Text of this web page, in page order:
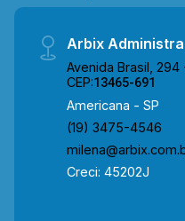
Arbix
Avenida Brasil, 294
CEP:13465-691
Americana - SP
(19) 3475-4546
Creci: 45202J